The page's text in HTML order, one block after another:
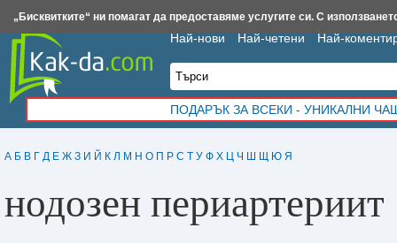
А Б В Г Д Е Ж З И Й К Л М Н О П Р С Т У Ф Х Ц Ч Ш Щ Ю Я
нодозен периартериит
Най-нови Най-четени Най-
ПОДАРЪК ЗА ВСЕКИ - УНИКАЛНИ
Insert.bg Framar.bg Kak-da.com Iztochnik.com BauBau.bg NewAge.bg
„Бисквитките“ ни помагат да предоставяме услугите си. С